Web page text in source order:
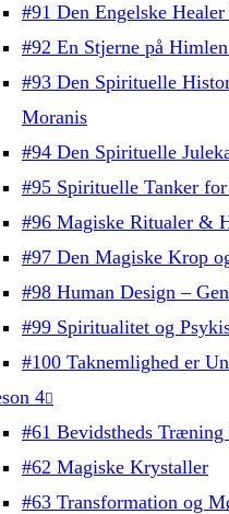
#91 Den Engelske
#92 En Stjerne på
#93 Den Spirituelle
Moranis
#94 Den Spirituelle
#95 Spirituelle Tanker
#96 Magiske Ritualer &
#97 Den Magiske Krop
#98 Human Design –
#99 Spiritualitet og
#100 Taknemlighed er
4
#61 Bevidstheds
#62 Magiske Krystaller
#63 Transformation og